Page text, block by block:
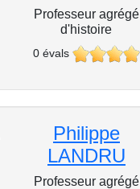
Professeur agrégé
d'histoire
0 évals
Philippe
LANDRU
Professeur agrégé